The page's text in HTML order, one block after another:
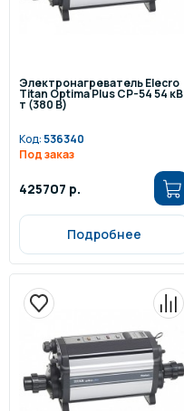
Электронагреватель Elecro
Titan Optima Plus СP-54 54 кВ
т (380 В)
Код:536340
Под заказ
425707 р.
Подробнее